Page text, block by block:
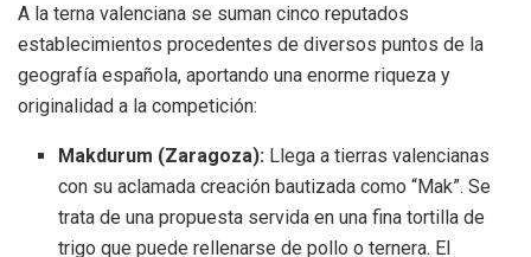
A la terna valenciana se suman cinco reputados
establecimientos procedentes de diversos puntos de la
geografía española, aportando una enorme riqueza y
originalidad a la competición:
Makdurum (Zaragoza): Llega a tierras valencianas
con su aclamada creación bautizada como “Mak”.Se
trata de una propuesta servida en una fina tortilla de
trigo que puede rellenarse de pollo o ternera. El